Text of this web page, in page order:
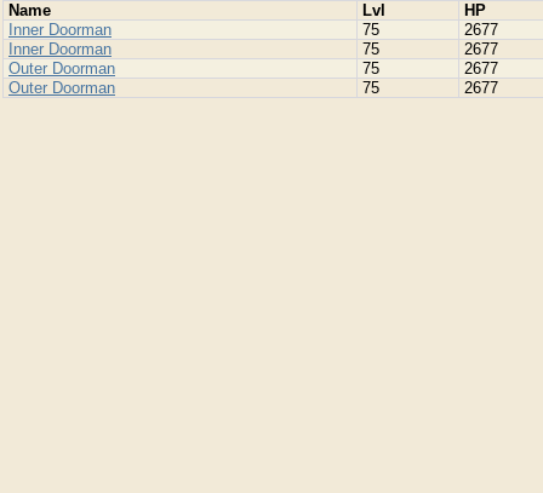
Namе Lvl
HP
Inner Doorman
75
2677
Inner Doorman
75
2677
Outer Doorman
75
2677
Outer Doorman
75 2677